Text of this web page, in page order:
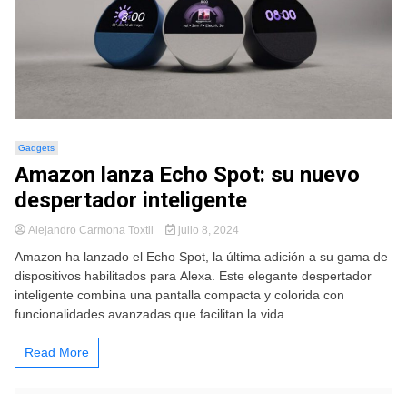
Gadgets
Amazon lanza Echo Spot: su nuevo
despertador inteligente
Alejandro Carmona Toxtli julio 8, 2024
Amazon ha lanzado el Echo Spot, la última adición a su gama de
dispositivos habilitados para Alexa. Este elegante despertador
inteligente combina una pantalla compacta y colorida con
funcionalidades avanzadas que facilitan la vida...
Read More